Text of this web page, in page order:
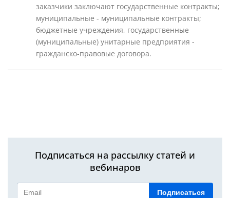
заказчики заключают государственные контракты;
муниципальные - муниципальные контракты;
бюджетные учреждения, государственные
(муниципальные) унитарные предприятия -
гражданско-правовые договора.
Подписаться на рассылку статей и
вебинаров
Подписаться